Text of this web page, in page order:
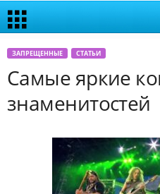
ЗАПРЕЩЕННЫЕ СТАТЬИ
Самые яркие
знаменитостей